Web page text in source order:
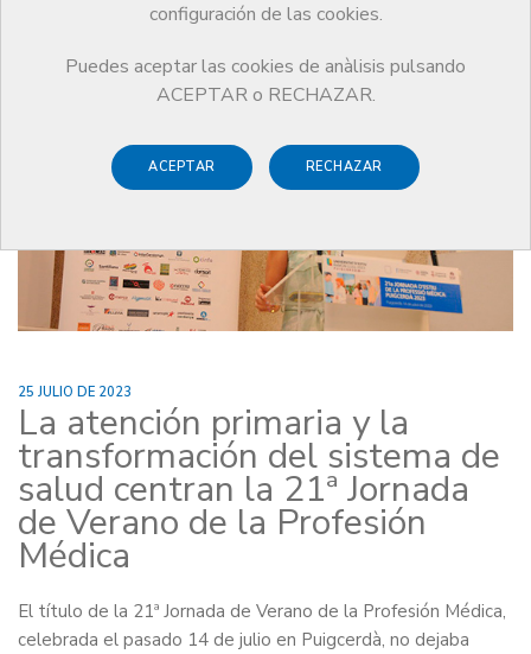
configuración de las cookies.
Puedes aceptar las cookies de anàlisis pulsando
ACEPTAR o RECHAZAR.
ACEPTAR RECHAZAR
25 JULIO DE 2023
La atención primaria y la
transformación del sistema de
salud centran la 21ª Jornada
de Verano de la Profesión
Médica
El título de la 21ª Jornada de Verano de la Profesión Médica,
celebrada el pasado 14 de julio en Puigcerdà, no dejaba